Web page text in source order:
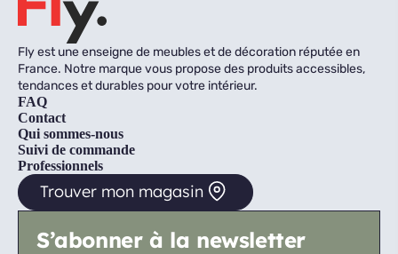
Fly est une enseigne de meubles et de décoration réputée en
France. Notre marque vous propose des produits accessibles,
tendances et durables pour votre intérieur.
FAQ
Contact
Qui sommes-nous
Suivi de commande
Professionnels
Trouver mon magasin
S’abonner à la newsletter